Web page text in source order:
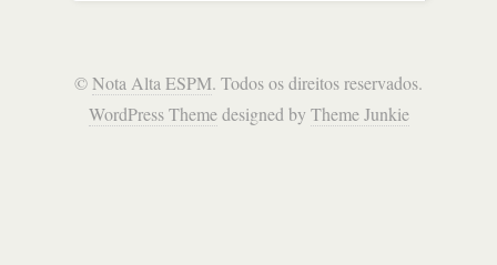
©Nota Alta ESPM. Todos os direitos reservados.
WordPress Themedesigned by Theme Junkie